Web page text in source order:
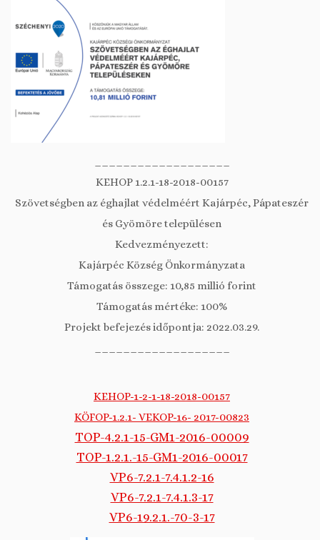
KEHOP 1.2.1-18-2018-00157
Szövetségben az éghajlat védelméért Kajárpéc, Pápateszér
és Gyömöre településen
Kedvezményezett:
Kajárpéc Község Önkormányzata
Támogatás összege: 10,85 millió forint
Támogatás mértéke: 100%
Projekt befejezés időpontja: 2022.03.29.
KEHOP-1-2-1-18-2018-00157
KÖFOP-1.2.1- VEKOP-16- 2017-00823
TOP-4.2.1-15-GM1-2016-00009
TOP-1.2.1.-15-GM1-2016-00017
VP6-7.2.1-7.4.1.2-16
VP6-7.2.1-7.4.1.3-17
VP6-19.2.1.-70-3-17